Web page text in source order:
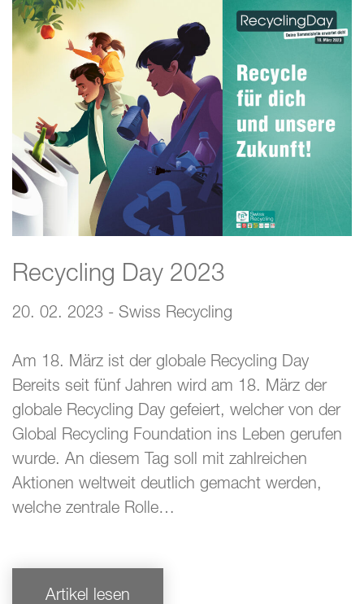
Recycling Day 2023
20. 02. 2023 - Swiss Recycling
Am 18. März ist der globale Recycling Day
Bereits seit fünf Jahren wird am 18. März der
globale Recycling Day gefeiert, welcher von der
Global Recycling Foundation ins Leben gerufen
wurde. An diesem Tag soll mit zahlreichen
Aktionen weltweit deutlich gemacht werden,
welche zentrale Rolle…
Artikel lesen